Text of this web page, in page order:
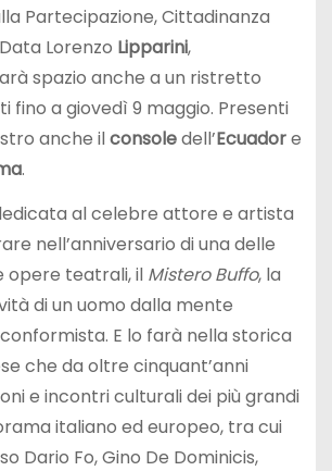
Partecipazione, Cittadinanza
Lorenzo Lipparini,
spazio anche a un ristretto
fino a giovedì 9 maggio. Presenti
anche ilconsoledell’Ecuadore
.
al celebre attore e artista
nell’anniversario di una delle
opere teatrali, il Mistero Buffo, la
di un uomo dalla mente
E lo farà nella storica
che da oltre cinquant’anni
e incontri culturali dei più grandi
italiano ed europeo, tra cui
Dario Fo, Gino De Dominicis,